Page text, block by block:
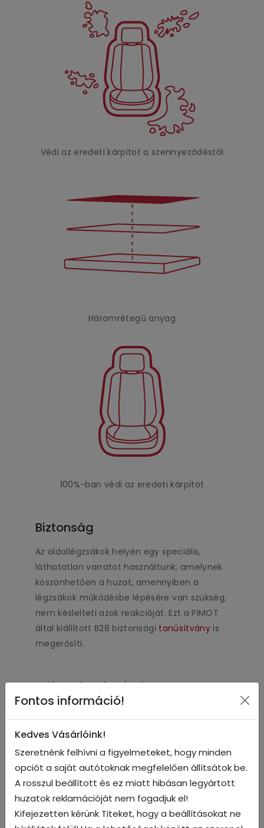
Védi az eredeti kárpitot a szennyeződéstől
Háromrétegű anyag
100%-ban védi az eredeti kárpitot
Biztonság
Az oldallégzsákok helyén egy speciális,
láthatatlan varratot használtunk, amelynek
köszönhetően a huzat, amennyiben a
légzsákok működésbe lépésére van szükség,
nem késlelteti azok reakcióját. Ezt a PIMOT
által kiállított B28 biztonsági tanúsítvány is
megerősíti.
Választható színek
Fontos információ!
Kedves Vásárlóink!
Szeretnénk felhívni a figyelmeteket, hogy minden
opciót a saját autótoknak megfelelően állítsátok be.
A rosszul beállított és ez miatt hibásan legyártott
huzatok reklamációját nem fogadjuk el!
Kifejezetten kérünk Titeket, hogy a beállításokat ne